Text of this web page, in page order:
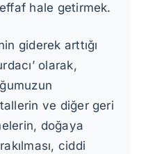
hale getirmek.
giderek arttığı
olarak,
ve diğer geri
doğaya
ciddi